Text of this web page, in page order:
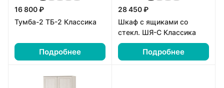
16 800 ₽
Тумба-2 ТБ-2 Классика
Подробнее
28 450 ₽
Шкаф с ящиками со
стекл. ШЯ-С Классика
Подробнее